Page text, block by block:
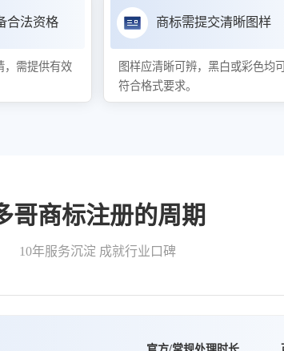
合法资格
，需提供有效
商标需提交清晰图样
图样应清晰可辨，黑白或彩色均可
符合格式要求。
哥商标注册的周期
10年服务沉淀 成就行业口碑